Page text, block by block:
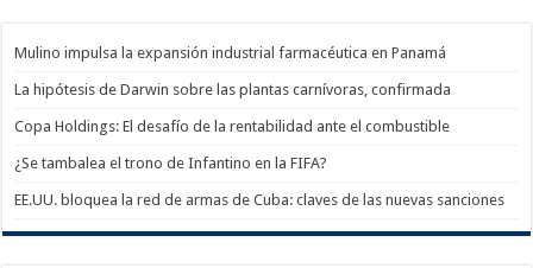
Mulino impulsa la expansión industrial farmacéutica en Panamá
La hipótesis de Darwin sobre las plantas carnívoras, confirmada
Copa Holdings: El desafío de la rentabilidad ante el combustible
¿Se tambalea el trono de Infantino en la FIFA?
EE.UU. bloquea la red de armas de Cuba: claves de las nuevas sanciones